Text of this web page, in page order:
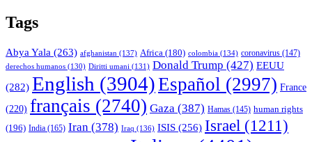
Tags
Abya Yala (263) afghanistan (137) Africa (180) colombia (134) coronavirus (147)
derechos humanos (130) Diritti umani (131) Donald Trump (427) EEUU
(282) English (3904)Español (2997) France
(220) français (2740) Gaza (387) Hamas (145) human rights
(196) India (165) Iran (378) Iraq (136) ISIS (256) Israel (1211)